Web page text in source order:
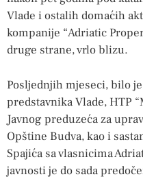
Vlade i ostalih domaćih
kompanije “Adriatic
druge strane, vrlo blizu.
Posljednjih mjeseci, bilo
predstavnika Vlade, HTP
Javnog preduzeća za
Opštine Budva, kao i
Spajića sa vlasnicima
javnosti je do sada